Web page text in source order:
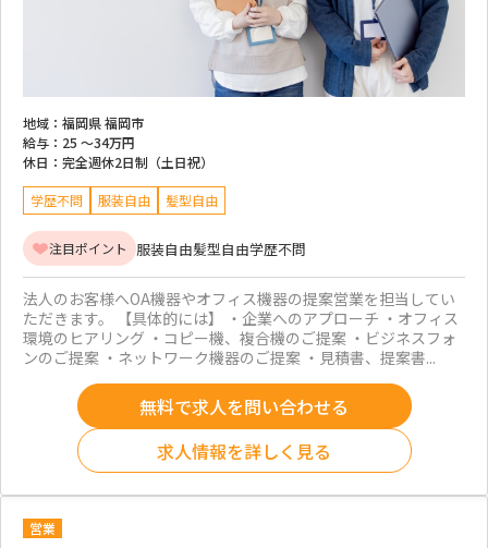
地域： 福岡県 福岡市
給与： 25 ～34万円
休日： 完全週休2日制（土日祝）
学歴不問 服装自由 髪型自由
注目ポイント 服装自由髪型自由学歴不問
法人のお客様へOA機器やオフィス機器の提案営業を担当してい
ただきます。 【具体的には】 ・企業へのアプローチ ・オフィス
環境のヒアリング ・コピー機、複合機のご提案 ・ビジネスフォ
ンのご提案 ・ネットワーク機器のご提案 ・見積書、提案書...
無料で求人を問い合わせる
求人情報を詳しく見る
営業